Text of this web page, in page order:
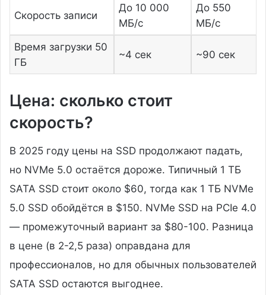
Скорость записи
До 10 000
МБ/с
До 550
МБ/с
Время загрузки 50
ГБ
~4 сек ~90 сек
Цена: сколько стоит
скорость?
В 2025 году цены на SSD продолжают падать,
но NVMe 5.0 остаётся дороже. Типичный 1 ТБ
SATA SSD стоит около $60, тогда как 1 ТБ NVMe
5.0 SSD обойдётся в $150. NVMe SSD на PCIe 4.0
— промежуточный вариант за $80-100. Разница
в цене (в 2-2,5 раза) оправдана для
профессионалов, но для обычных пользователей
SATA SSD остаются выгоднее.